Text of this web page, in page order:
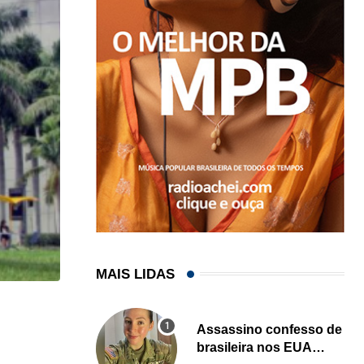
HISTÓRICO
Açaí é reconhecido oficialmente como fruto
MAIS LIDAS
Assassino confesso de
brasileira nos EUA